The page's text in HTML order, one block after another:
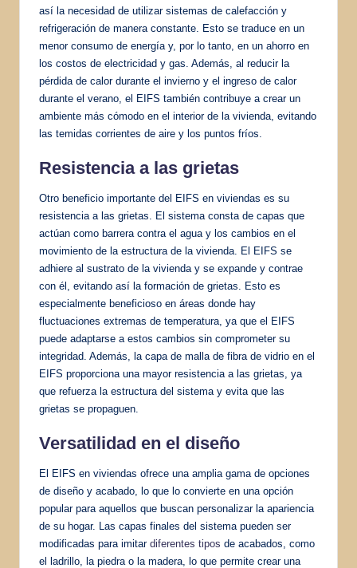
así la necesidad de utilizar sistemas de calefacción y
refrigeración de manera constante. Esto se traduce en un
menor consumo de energía y, por lo tanto, en un ahorro en
los costos de electricidad y gas. Además, al reducir la
pérdida de calor durante el invierno y el ingreso de calor
durante el verano, el EIFS también contribuye a crear un
ambiente más cómodo en el interior de la vivienda, evitando
las temidas corrientes de aire y los puntos fríos.
Resistencia a las grietas
Otro beneficio importante del EIFS en viviendas es su
resistencia a las grietas. El sistema consta de capas que
actúan como barrera contra el agua y los cambios en el
movimiento de la estructura de la vivienda. El EIFS se
adhiere al sustrato de la vivienda y se expande y contrae
con él, evitando así la formación de grietas. Esto es
especialmente beneficioso en áreas donde hay
fluctuaciones extremas de temperatura, ya que el EIFS
puede adaptarse a estos cambios sin comprometer su
integridad. Además, la capa de malla de fibra de vidrio en el
EIFS proporciona una mayor resistencia a las grietas, ya
que refuerza la estructura del sistema y evita que las
grietas se propaguen.
Versatilidad en el diseño
El EIFS en viviendas ofrece una amplia gama de opciones
de diseño y acabado, lo que lo convierte en una opción
popular para aquellos que buscan personalizar la apariencia
de su hogar. Las capas finales del sistema pueden ser
modificadas para imitar diferentes tipos de acabados, como
el ladrillo, la piedra o la madera, lo que permite crear una